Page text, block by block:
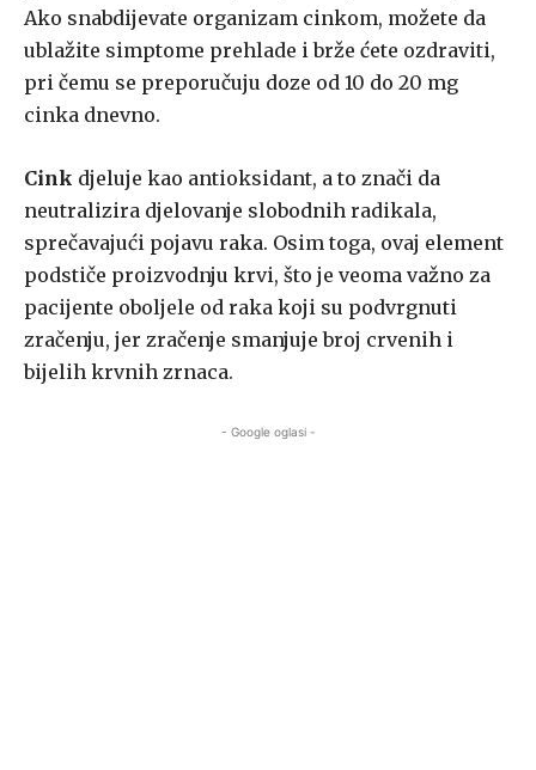
Ako snabdijevate organizam cinkom, možete da
ublažite simptome prehlade i brže ćete ozdraviti,
pri čemu se preporučuju doze od 10 do 20 mg
cinka dnevno.
Cink djeluje kao antioksidant, a to znači da
neutralizira djelovanje slobodnih radikala,
sprečavajući pojavu raka. Osim toga, ovaj element
podstiče proizvodnju krvi, što je veoma važno za
pacijente oboljele od raka koji su podvrgnuti
zračenju, jer zračenje smanjuje broj crvenih i
bijelih krvnih zrnaca.
- Google oglasi -